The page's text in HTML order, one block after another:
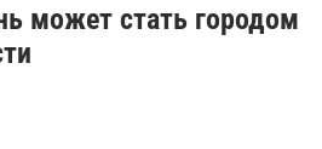
может стать городом